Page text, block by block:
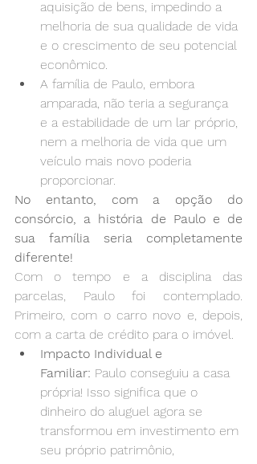
aquisição de bens, impedindo a
melhoria de sua qualidade de vida
e o crescimento de seu potencial
econômico.
A família de Paulo, embora
amparada, não teria a segurança
e a estabilidade de um lar próprio,
nem a melhoria de vida que um
veículo mais novo poderia
proporcionar.
No entanto, com a opção do
consórcio, a história de Paulo e de
sua família seria completamente
diferente!
Com o tempo e a disciplina das
parcelas, Paulo foi contemplado.
Primeiro, com o carro novo e, depois,
com a carta de crédito para o imóvel.
Impacto Individual e
Familiar: Paulo conseguiu a casa
própria! Isso significa que o
dinheiro do aluguel agora se
transformou em investimento em
seu próprio patrimônio,